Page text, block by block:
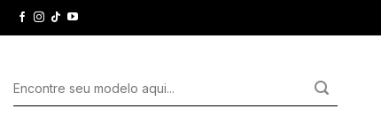
Skip
to
por: